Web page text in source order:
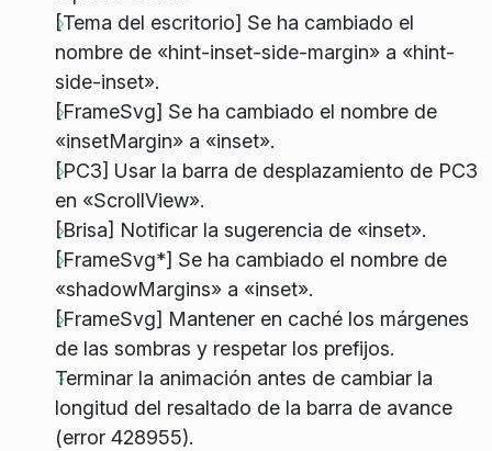
[Tema del escritorio] Se ha cambiado el
nombre de «hint-inset-side-margin» a «hint-
side-inset».
[FrameSvg] Se ha cambiado el nombre de
«insetMargin» a «inset».
[PC3] Usar la barra de desplazamiento de PC3
en «ScrollView».
[Brisa] Notificar la sugerencia de «inset».
[FrameSvg*] Se ha cambiado el nombre de
«shadowMargins» a «inset».
[FrameSvg] Mantener en caché los márgenes
de las sombras y respetar los prefijos.
Terminar la animación antes de cambiar la
longitud del resaltado de la barra de avance
(error 428955).